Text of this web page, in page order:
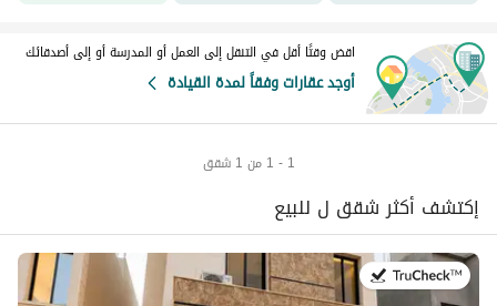
اقض وقتًا أقل في التنقل إلى العمل أو المدرسة أو إلى أصدقائك
أوجد عقارات وفقاً لمدة القيادة
1 - 1 من 1 شقق
إكتشف أكثر شقق ل للبيع
في:9 يوليو 2026